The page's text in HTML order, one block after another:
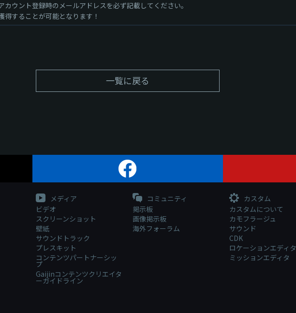
ウント登録時のメールアドレスを必ず記載してください。
することが可能となります！
一覧に戻る
メディア
ビデオ
スクリーンショット
壁紙
サウンドトラック
プレスキット
コンテンツパートナーシッ
プ
Gaijinコンテンツクリエイタ
ーガイドライン
コミュニティ
掲示板
画像掲示板
海外フォーラム
カスタム
カスタムについて
カモフラージュ
サウンド
CDK
ロケーションエディタ
ミッションエディタ